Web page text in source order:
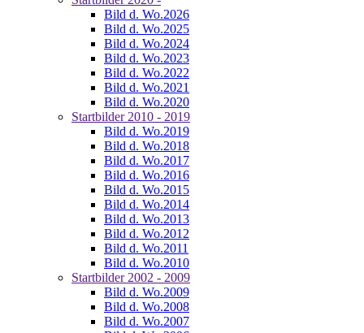
Bild d. Wo.2026
Bild d. Wo.2025
Bild d. Wo.2024
Bild d. Wo.2023
Bild d. Wo.2022
Bild d. Wo.2021
Bild d. Wo.2020
Startbilder 2010 - 2019
Bild d. Wo.2019
Bild d. Wo.2018
Bild d. Wo.2017
Bild d. Wo.2016
Bild d. Wo.2015
Bild d. Wo.2014
Bild d. Wo.2013
Bild d. Wo.2012
Bild d. Wo.2011
Bild d. Wo.2010
Startbilder 2002 - 2009
Bild d. Wo.2009
Bild d. Wo.2008
Bild d. Wo.2007